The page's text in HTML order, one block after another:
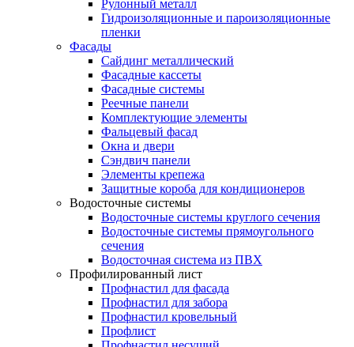
Рулонный металл
Гидроизоляционные и пароизоляционные
пленки
Фасады
Сайдинг металлический
Фасадные кассеты
Фасадные системы
Реечные панели
Комплектующие элементы
Фальцевый фасад
Окна и двери
Сэндвич панели
Элементы крепежа
Защитные короба для кондиционеров
Водосточные системы
Водосточные системы круглого сечения
Водосточные системы прямоугольного
сечения
Водосточная система из ПВХ
Профилированный лист
Профнастил для фасада
Профнастил для забора
Профнастил кровельный
Профлист